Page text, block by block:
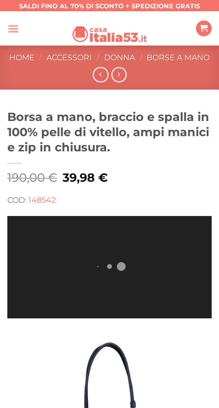
contenuti
SALDI FINO AL 70% DI SCONTO + SPEDIZIONE GRATIS
HOME / ACCESSORI / DONNA / BORSE A MANO
Borsa a mano, braccio e spalla in
100% pelle di vitello, ampi manici
e zip in chiusura.
190,00€ Il
prezzo
39,98€Il
prezzo
COD: 148542